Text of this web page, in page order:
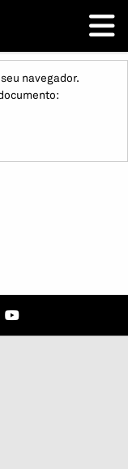
navegador.